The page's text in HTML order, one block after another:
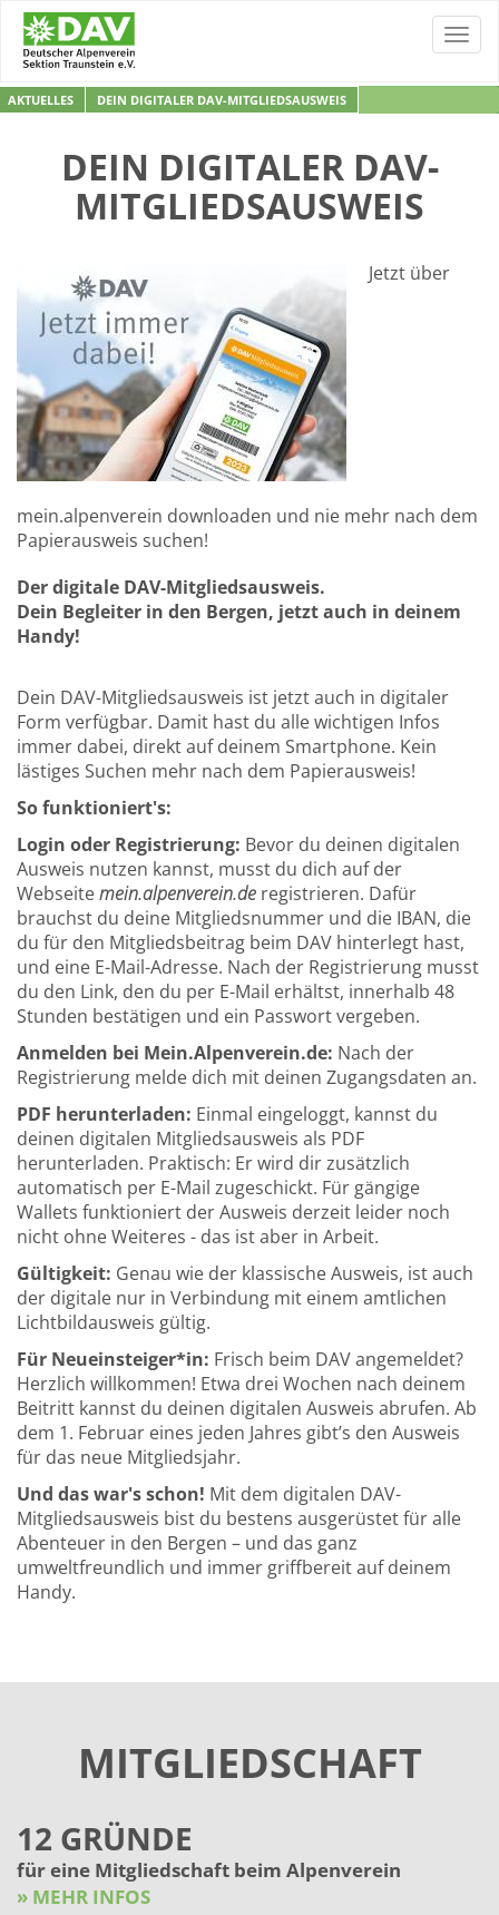
Direkt
zum
AKTUELLES DEIN DIGITALER DAV-MITGLIEDSAUSWEIS
DEIN DIGITALER DAV-
MITGLIEDSAUSWEIS
Jetzt über
mein.alpenverein downloaden und nie mehr nach dem
Papierausweis suchen!
Der digitale DAV-Mitgliedsausweis.
Dein Begleiter in den Bergen, jetzt auch in deinem
Handy!
Dein DAV-Mitgliedsausweis ist jetzt auch in digitaler
Form verfügbar. Damit hast du alle wichtigen Infos
immer dabei, direkt auf deinem Smartphone. Kein
lästiges Suchen mehr nach dem Papierausweis!
So funktioniert's:
Login oder Registrierung: Bevor du deinen digitalen
Ausweis nutzen kannst, musst du dich auf der
Webseitemein.alpenverein.de registrieren. Dafür
brauchst du deine Mitgliedsnummer und die IBAN, die
du für den Mitgliedsbeitrag beim DAV hinterlegt hast,
und eine E-Mail-Adresse. Nach der Registrierung musst
du den Link, den du per E-Mail erhältst, innerhalb 48
Stunden bestätigen und ein Passwort vergeben.
Anmelden bei Mein.Alpenverein.de: Nach der
Registrierung melde dich mit deinen Zugangsdaten an.
PDF herunterladen: Einmal eingeloggt, kannst du
deinen digitalen Mitgliedsausweis als PDF
herunterladen. Praktisch: Er wird dir zusätzlich
automatisch per E-Mail zugeschickt. Für gängige
Wallets funktioniert der Ausweis derzeit leider noch
nicht ohne Weiteres - das ist aber in Arbeit.
Gültigkeit: Genau wie der klassische Ausweis, ist auch
der digitale nur in Verbindung mit einem amtlichen
Lichtbildausweis gültig.
Für Neueinsteiger*in: Frisch beim DAV angemeldet?
Herzlich willkommen! Etwa drei Wochen nach deinem
Beitritt kannst du deinen digitalen Ausweis abrufen. Ab
dem 1. Februar eines jeden Jahres gibt’s den Ausweis
für das neue Mitgliedsjahr.
Und das war's schon! Mit dem digitalen DAV-
Mitgliedsausweis bist du bestens ausgerüstet für alle
Abenteuer in den Bergen – und das ganz
umweltfreundlich und immer griffbereit auf deinem
Handy.
MITGLIEDSCHAFT
12 GRÜNDE
für eine Mitgliedschaft beim Alpenverein
» MEHR INFOS